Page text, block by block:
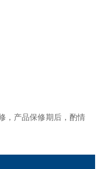
，产品保修期后，酌情